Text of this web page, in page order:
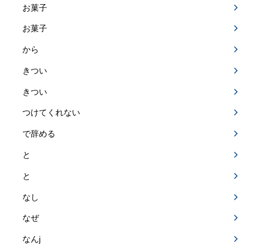
お菓子
お菓子
から
きつい
きつい
つけてくれない
で辞める
と
と
なし
なぜ
なんj